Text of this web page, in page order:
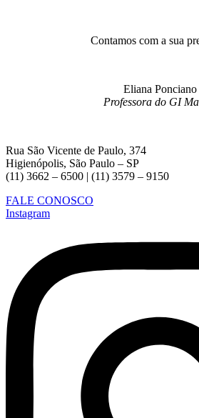
Contamos com a sua
Eliana Ponciano
Professora do GI
Rua São Vicente de Paulo, 374
Higienópolis, São Paulo – SP
(11) 3662 – 6500 | (11) 3579 – 9150
FALE CONOSCO
Instagram